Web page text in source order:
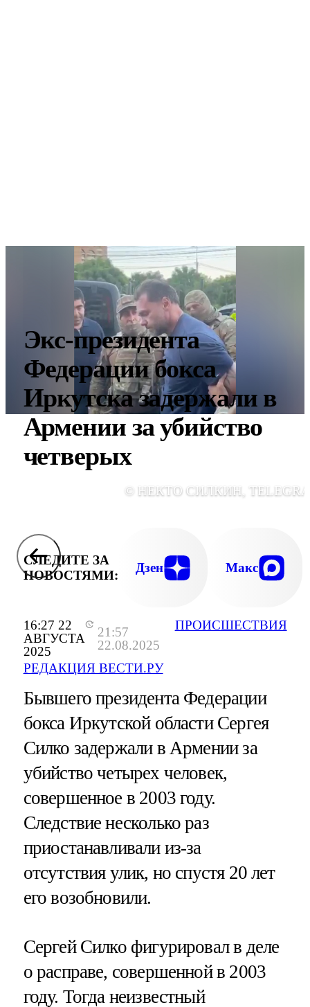
16:27 22
АВГУСТА
2025
21:57
22.08.2025
РЕДАКЦИЯ ВЕСТИ.РУ
ПРОИСШЕСТВИЯ
Экс-президента
Федерации бокса
Иркутска задержали в
Армении за убийство
четверых
© НЕКТО СИЛКИН,
СЛЕДИТЕ ЗА
НОВОСТЯМИ:
Дзен Макс
Бывшего президента Федерации
бокса Иркутской области Сергея
Силко задержали в Армении за
убийство четырех человек,
совершенное в 2003 году.
Следствие несколько раз
приостанавливали из-за
отсутствия улик, но спустя 20 лет
его возобновили.
Сергей Силко фигурировал в деле
о расправе, совершенной в 2003
году. Тогда неизвестный